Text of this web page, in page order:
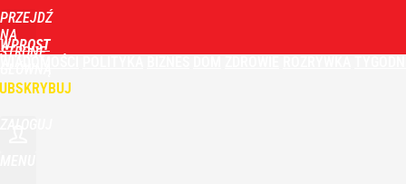
PRZEJDŹ
NA
STRONĘ
WPROST